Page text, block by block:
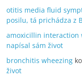
otitis media fluid
posilu, tá prichádza z
amoxicillin interaction
napísal sám život
bronchitis wheezing
život